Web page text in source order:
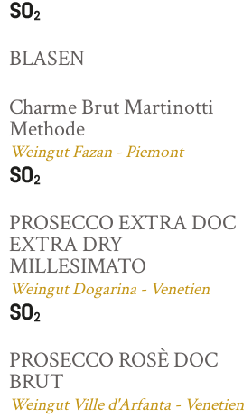
BLASEN
Charme Brut Martinotti
Methode
Weingut Fazan - Piemont
PROSECCO EXTRA DOC
EXTRA DRY
MILLESIMATO
Weingut Dogarina - Venetien
PROSECCO ROSÈ DOC
BRUT
Weingut Ville d'Arfanta - Venetien